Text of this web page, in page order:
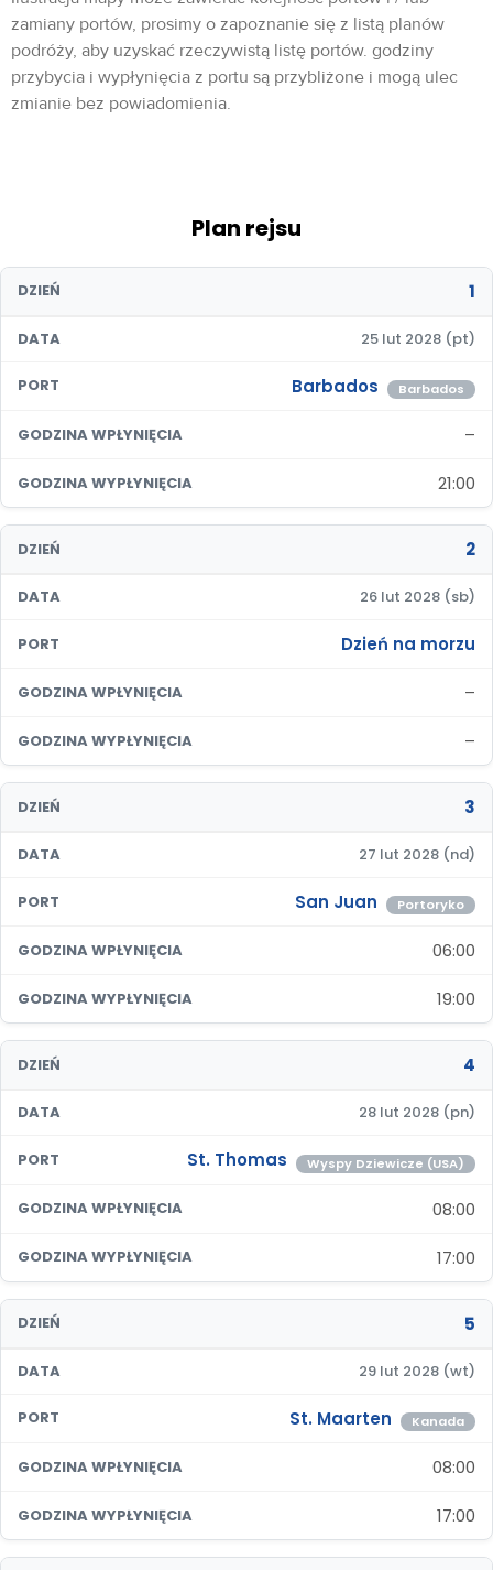
zamiany portów, prosimy o zapoznanie się z listą planów
podróży, aby uzyskać rzeczywistą listę portów. godziny
przybycia i wypłynięcia z portu są przybliżone i mogą ulec
zmianie bez powiadomienia.
Plan rejsu
DZIEŃ 1
DATA 25 lut 2028 (pt)
PORT Barbados Barbados
GODZINA WPŁYNIĘCIA –
GODZINA WYPŁYNIĘCIA 21:00
DZIEŃ 2
DATA 26 lut 2028 (sb)
PORT Dzień na morzu
GODZINA WPŁYNIĘCIA –
GODZINA WYPŁYNIĘCIA –
DZIEŃ 3
DATA 27 lut 2028 (nd)
PORT San Juan Portoryko
GODZINA WPŁYNIĘCIA 06:00
GODZINA WYPŁYNIĘCIA 19:00
DZIEŃ 4
DATA 28 lut 2028 (pn)
PORT St. Thomas Wyspy Dziewicze (USA)
GODZINA WPŁYNIĘCIA 08:00
GODZINA WYPŁYNIĘCIA 17:00
DZIEŃ 5
DATA 29 lut 2028 (wt)
PORT St. Maarten Kanada
GODZINA WPŁYNIĘCIA 08:00
GODZINA WYPŁYNIĘCIA 17:00